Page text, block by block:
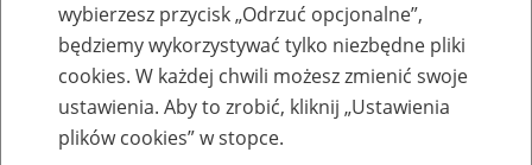
Nowe konto płatnika w portalu eZUS dla
pierwszych 500 tys. klientów
wybierzesz przycisk „Odrzuć opcjonalne”,
będziemy wykorzystywać tylko niezbędne pliki
cookies. W każdej chwili możesz zmienić swoje
ustawienia. Aby to zrobić, kliknij „Ustawienia
plików cookies” w stopce.